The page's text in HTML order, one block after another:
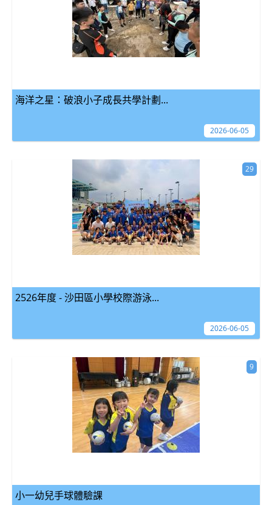
海洋之星：破浪小子成長共學計劃...
2026-06-05
2526年度 - 沙田區小學校際游泳...
29
2026-06-05
小一幼兒手球體驗課
9